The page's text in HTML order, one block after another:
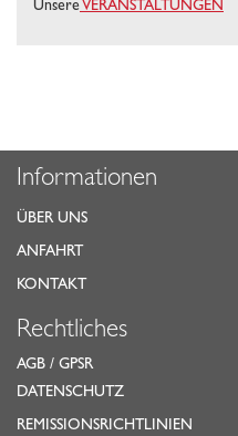
Unsere VERANSTALTUNGEN
Informationen
ÜBER UNS
ANFAHRT
KONTAKT
Rechtliches
AGB / GPSR
DATENSCHUTZ
REMISSIONSRICHTLINIEN